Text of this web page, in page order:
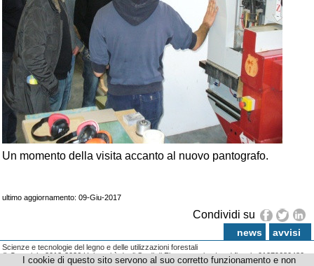
Un momento della visita accanto al nuovo pantografo.
ultimo aggiornamento: 09-Giu-2017
Condividi su
news avvisi
Scienze e tecnologie del legno e delle utilizzazioni forestali
© Copyright 2012-2026 Università degli Studi di Firenze - p.iva | cod.fiscale 01279680480
I cookie di questo sito servono al suo corretto funzionamento e non